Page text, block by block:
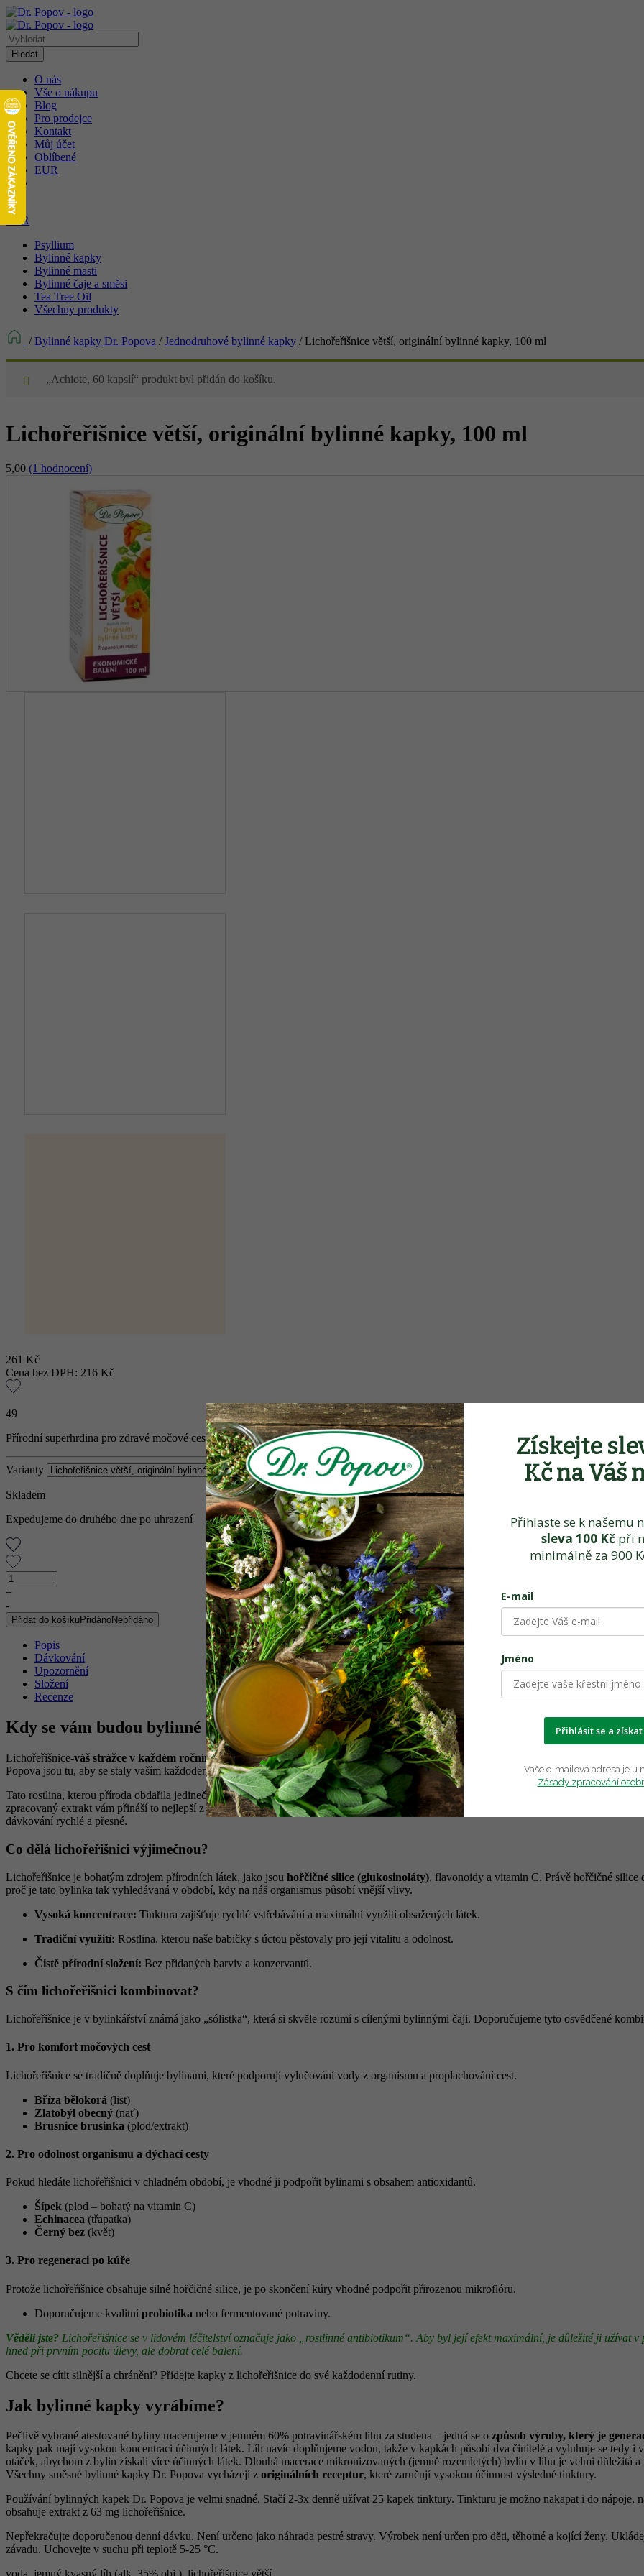
Hledat
O nás
Vše o nákupu
Blog
Pro prodejce
Kontakt
Můj účet
Oblíbené
EUR
1
EUR
Psyllium
Bylinné kapky
Bylinné masti
Bylinné čaje a směsi
Tea Tree Oil
Všechny produkty
/Bylinné kapky Dr. Popova /Jednodruhové bylinné kapky /Lichořeřišnice větší, originální bylinné kapky, 100 ml
„Achiote, 60 kapslí“ produkt byl přidán do košíku.
Lichořeřišnice větší, originální bylinné kapky, 100 ml
5,00 (1 hodnocení)
261 Kč
Cena bez DPH: 216 Kč
49
Přírodní superhrdina pro zdravé močové cesty, močový měchýř a silnou imunitu. Doplněk stravy.
Varianty
Skladem
Expedujeme do druhého dne po uhrazení
Lichořeřišnice
větší,
bylinné
kapky,
množství
+
-
Přidat do košíkuPřidánoNepřidáno
Popis
Dávkování
Upozornění
Složení
Recenze
Kdy se vám budou bylinné kapky Lichořeřišnice větší hodit:
Lichořeřišnice-váš strážce v každém ročním období, je velmi oblíbená bylina v tradičním bylinářství, která přispívá
Popova jsou tu, aby se staly vaším každodenním spojencem, je tosilná bylina, která je známá svými přírodními účinky, podporuje obranné
Tato rostlina, kterou příroda obdařila jedinečnými vlastnostmi, je po staletí ceněná pro své schopnosti posilovat tělo a chránit ho. Naše
zpracovaný extrakt vám přináší to nejlepší z bylinné moudrosti, podpořené moderními postupy. Kapky jsou zpracovány tak, aby si
dávkování rychlé a přesné.
Co dělá lichořeřišnici výjimečnou?
Lichořeřišnice je bohatým zdrojem přírodních látek, jako jsou hořčičné silice (glukosinoláty), flavonoidy a vitamin C. Právě hořčičné
proč je tato bylinka tak vyhledávaná v období, kdy na náš organismus působí vnější vlivy.
Vysoká koncentrace: Tinktura zajišťuje rychlé vstřebávání a maximální využití obsažených látek.
Tradiční využití: Rostlina, kterou naše babičky s úctou pěstovaly pro její vitalitu a odolnost.
Čistě přírodní složení: Bez přidaných barviv a konzervantů.
S čím lichořeřišnici kombinovat?
Lichořeřišnice je v bylinkářství známá jako „sólistka“, která si skvěle rozumí s cílenými bylinnými čaji. Doporučujeme tyto osvědčené
1. Pro komfort močových cest
Lichořeřišnice se tradičně doplňuje bylinami, které podporují vylučování vody z organismu a proplachování cest.
Bříza bělokorá (list)
Zlatobýl obecný (nať)
Brusnice brusinka (plod/extrakt)
2. Pro odolnost organismu a dýchací cesty
Pokud hledáte lichořeřišnici v chladném období, je vhodné ji podpořit bylinami s obsahem antioxidantů.
Šípek (plod – bohatý na vitamin C)
Echinacea (třapatka)
Černý bez (květ)
3. Pro regeneraci po kúře
Protože lichořeřišnice obsahuje silné hořčičné silice, je po skončení kúry vhodné podpořit přirozenou mikroflóru.
Doporučujeme kvalitní probiotika nebo fermentované potraviny.
Věděli jste? Lichořeřišnice se v lidovém léčitelství označuje jako „rostlinné antibiotikum“. Aby byl její efekt maximální, je důležité ji užívat
hned při prvním pocitu úlevy, ale dobrat celé balení.
Chcete se cítit silnější a chráněni? Přidejte kapky z lichořeřišnice do své každodenní rutiny.
Jak bylinné kapky vyrábíme?
Pečlivě vybrané atestované byliny macerujeme v jemném 60% potravinářském lihu za studena – jedná se o způsob výroby, který je
kapky pak mají vysokou koncentraci účinných látek. Líh navíc doplňujeme vodou, takže v kapkách působí dva činitelé a vyluhuje se tedy
otáček, abychom z bylin získali více účinných látek. Dlouhá macerace mikronizovaných (jemně rozemletých) bylin v lihu je velmi důležitá
Všechny směsné bylinné kapky Dr. Popova vycházejí z originálních receptur, které zaručují vysokou účinnost výsledné tinktury.
Používání bylinných kapek Dr. Popova je velmi snadné. Stačí 2-3x denně užívat 25 kapek tinktury. Tinkturu je možno nakapat i do nápoje,
obsahuje extrakt z 63 mg lichořeřišnice.
Nepřekračujte doporučenou denní dávku. Není určeno jako náhrada pestré stravy. Výrobek není určen pro děti, těhotné a kojící ženy.
závadu. Uchovejte v suchu při teplotě 5-25 °C.
Získejte
Kč na Váš
Přihlaste se k našemu
sleva 100 Kč při
minimálně za 900
E-mail
Jméno
Přihlásit se a
Vaše e-mailová adresa je u
Zásady zpracování